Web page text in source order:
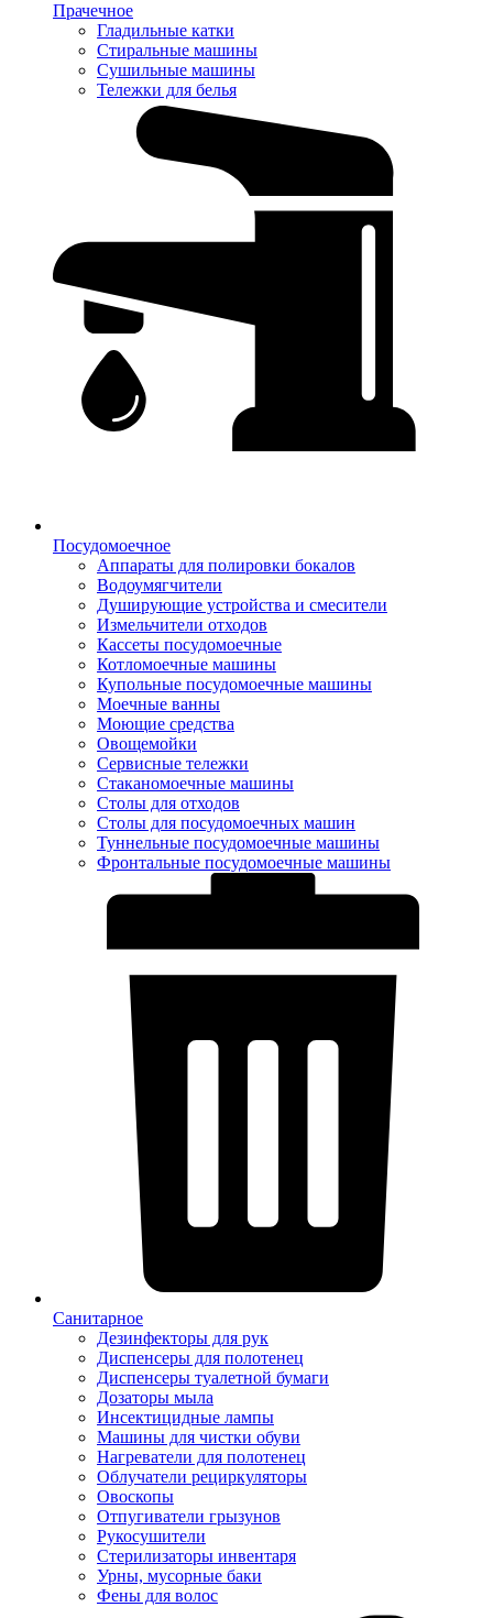
Прачечное
Гладильные катки
Стиральные машины
Сушильные машины
Тележки для белья
Посудомоечное
Аппараты для полировки бокалов
Водоумягчители
Душирующие устройства и смесители
Измельчители отходов
Кассеты посудомоечные
Котломоечные машины
Купольные посудомоечные машины
Моечные ванны
Моющие средства
Овощемойки
Сервисные тележки
Стаканомоечные машины
Столы для отходов
Столы для посудомоечных машин
Туннельные посудомоечные машины
Фронтальные посудомоечные машины
Санитарное
Дезинфекторы для рук
Диспенсеры для полотенец
Диспенсеры туалетной бумаги
Дозаторы мыла
Инсектицидные лампы
Машины для чистки обуви
Нагреватели для полотенец
Облучатели рециркуляторы
Овоскопы
Отпугиватели грызунов
Рукосушители
Стерилизаторы инвентаря
Урны, мусорные баки
Фены для волос